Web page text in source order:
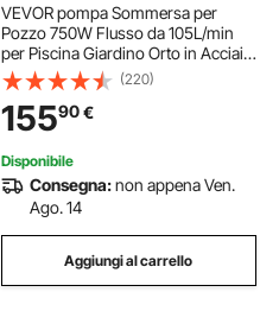
VEVOR pompa Sommersa per
Pozzo 750W Flusso da 105L/min
per Piscina Giardino Orto in Acciaio
Inox, Pompa Sommersa per Pozzi
230V Prevalenza Max. 62m,
Controllo Automatico
(220)
15590€
Disponibile
Consegna:non appena Ven.
Ago. 14
Aggiungi al carrello